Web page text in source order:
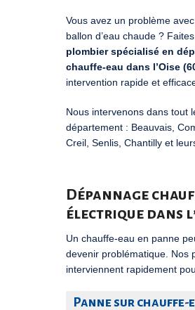
Vous avez un problème
ballon d’eau chaude ?
plombier spécialisé en
chauffe-eau dans l’Oise
intervention rapide et
Nous intervenons dans tout
département : Beauvais
Creil Senlis Chantilly et
Dépannage
électrique dans
Un chauffe-eau en panne
devenir problématique. Nos
interviennent rapidement
Panne sur chauffe-